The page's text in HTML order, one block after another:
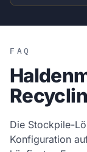
FAQ
Die Stockpile-
Konfiguration